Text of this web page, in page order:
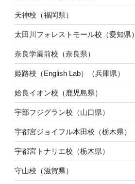
天神校（福岡県）
太田川フォレストモール校（愛知県）
奈良学園前校（奈良県）
姫路校（English Lab）（兵庫県）
姶良イオン校（鹿児島県）
宇部フジグラン校（山口県）
宇都宮ジョイフル本田校（栃木県）
宇都宮トナリエ校（栃木県）
守山校（滋賀県）